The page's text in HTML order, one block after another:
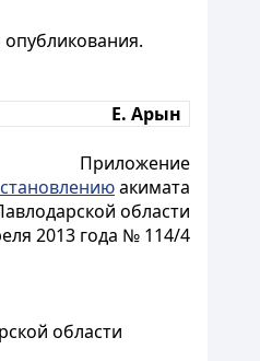
Е. Арын
Приложение
акимата
области
2013 года № 114/4
области